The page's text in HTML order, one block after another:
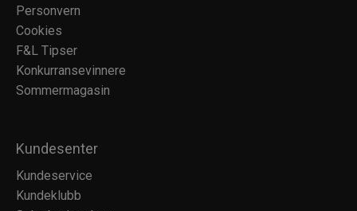
Personvern
Cookies
F&L Tipser
Konkurransevinnere
Sommermagasin
Kundesenter
Kundeservice
Kundeklubb